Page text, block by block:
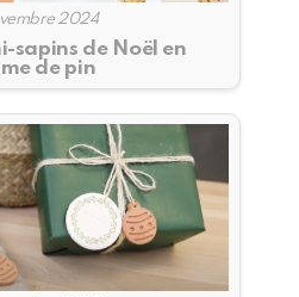
2024
sapins de Noël en
de pin